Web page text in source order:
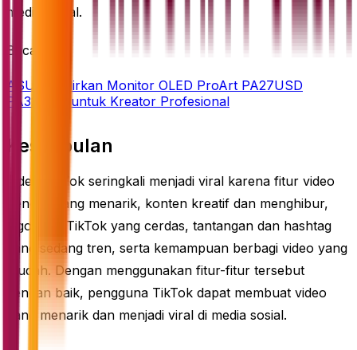
media sosial.
Baca juga
ASUS Hadirkan Monitor OLED ProArt PA27USD
PA32USD untuk Kreator Profesional
Kesimpulan
Video TikTok seringkali menjadi viral karena fitur video
pendek yang menarik, konten kreatif dan menghibur,
algoritma TikTok yang cerdas, tantangan dan hashtag
yang sedang tren, serta kemampuan berbagi video yang
mudah. Dengan menggunakan fitur-fitur tersebut
dengan baik, pengguna TikTok dapat membuat video
yang menarik dan menjadi viral di media sosial.